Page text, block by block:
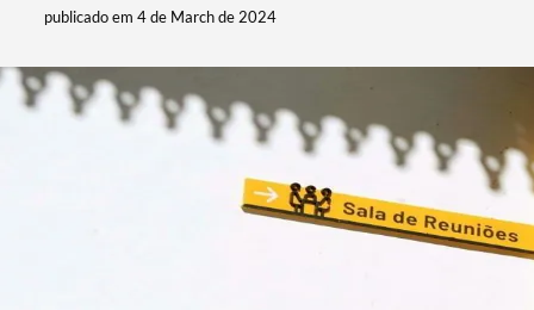
publicado em 4 de March de 2024